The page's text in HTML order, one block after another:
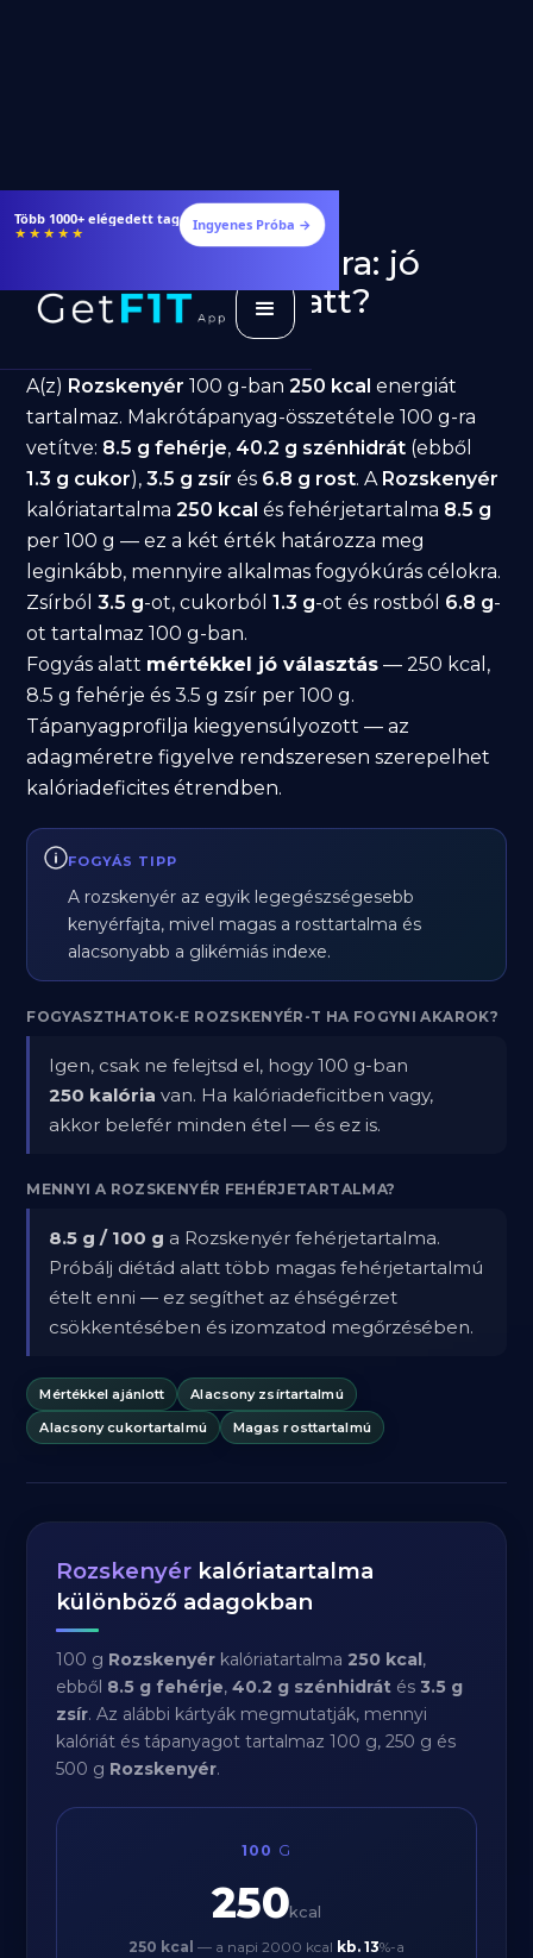
Több 1000+ elégedett tag
★★★★★ Ingyenes Próba →
Rozskenyér fogyásra: jó
választás diéta alatt?
A(z) Rozskenyér 100 g-ban250 kcal energiát
tartalmaz. Makrótápanyag-összetétele 100 g-ra
vetítve: 8.5 g fehérje, 40.2 g szénhidrát (ebből
1.3 g cukor),3.5 g zsír és 6.8 g rost. A Rozskenyér
kalóriatartalma250 kcal és fehérjetartalma 8.5 g
per 100 g — ez a két érték határozza meg
leginkább, mennyire alkalmas fogyókúrás célokra.
Zsírból3.5 g-ot, cukorból1.3 g-ot és rostból 6.8 g-
ot tartalmaz 100 g-ban.
Fogyás alatt mértékkel jó választás — 250 kcal,
8.5 g fehérje és 3.5 g zsír per 100 g.
Tápanyagprofilja kiegyensúlyozott — az
adagméretre figyelve rendszeresen szerepelhet
kalóriadeficites étrendben.
FOGYÁS TIPP
A rozskenyér az egyik legegészségesebb
kenyérfajta, mivel magas a rosttartalma és
alacsonyabb a glikémiás indexe.
FOGYASZTHATOK-E ROZSKENYÉR-T HA FOGYNI AKAROK?
Igen, csak ne felejtsd el, hogy 100 g-ban
250 kalória van. Ha kalóriadeficitben vagy,
akkor belefér minden étel — és ez is.
MENNYI A ROZSKENYÉR FEHÉRJETARTALMA?
8.5 g / 100 g a Rozskenyér fehérjetartalma.
Próbálj diétád alatt több magas fehérjetartalmú
ételt enni — ez segíthet az éhségérzet
csökkentésében és izomzatod megőrzésében.
Mértékkel ajánlott
Alacsony zsírtartalmú
Alacsony cukortartalmú
Magas rosttartalmú
Rozskenyér kalóriatartalma
különböző adagokban
100 g Rozskenyér kalóriatartalma250 kcal,
ebből 8.5 g fehérje,40.2 g szénhidrát és3.5 g
zsír. Az alábbi kártyák megmutatják, mennyi
kalóriát és tápanyagot tartalmaz 100 g, 250 g és
500 g Rozskenyér.
100 G
250kcal
250 kcal — a napi 2000 kcal kb. 13%-a